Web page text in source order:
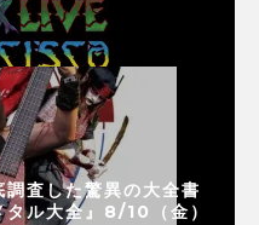
査した驚異の大全書
タル大全』8/10（金）